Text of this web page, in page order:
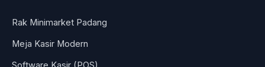
Rak Minimarket Padang
Meja Kasir Modern